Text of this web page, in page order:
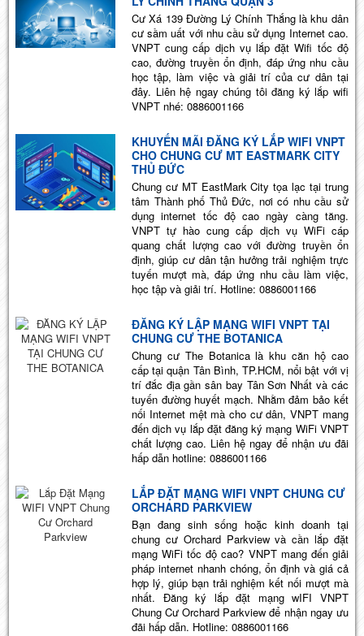
Cư Xá 139 Đường Lý Chính Thắng là khu dân
cư sầm uất với nhu cầu sử dụng Internet cao.
VNPT cung cấp dịch vụ lắp đặt Wifi tốc độ
cao, đường truyền ổn định, đáp ứng nhu cầu
học tập, làm việc và giải trí của cư dân tại
đây. Liên hệ ngay chúng tôi đăng ký lắp wifi
VNPT nhé: 0886001166
KHUYẾN MÃI ĐĂNG KÝ LẮP WIFI VNPT
CHO CHUNG CƯ MT EASTMARK CITY
THỦ ĐỨC
Chung cư MT EastMark City tọa lạc tại trung
tâm Thành phố Thủ Đức, nơi có nhu cầu sử
dụng internet tốc độ cao ngày càng tăng.
VNPT tự hào cung cấp dịch vụ WiFi cáp
quang chất lượng cao với đường truyền ổn
định, giúp cư dân tận hưởng trải nghiệm trực
tuyến mượt mà, đáp ứng nhu cầu làm việc,
học tập và giải trí. Hotline: 0886001166
ĐĂNG KÝ LẬP MẠNG WIFI VNPT TẠI
CHUNG CƯ THE BOTANICA
Chung cư The Botanica là khu căn hộ cao
cấp tại quận Tân Bình, TP.HCM, nổi bật với vị
trí đắc địa gần sân bay Tân Sơn Nhất và các
tuyến đường huyết mạch. Nhằm đảm bảo kết
nối Internet mệt mà cho cư dân, VNPT mang
đến dịch vụ lắp đặt đăng ký mạng WiFi VNPT
chất lượng cao. Liên hệ ngay để nhận ưu đãi
hấp dẫn hotline: 0886001166
LẮP ĐẶT MẠNG WIFI VNPT CHUNG CƯ
ORCHARD PARKVIEW
Bạn đang sinh sống hoặc kinh doanh tại
chung cư Orchard Parkview và cần lắp đặt
mạng WiFi tốc độ cao? VNPT mang đến giải
pháp internet nhanh chóng, ổn định và giá cả
hợp lý, giúp bạn trải nghiệm kết nối mượt mà
nhất. Đăng ký lắp đặt mạng wIFI VNPT
Chung Cư Orchard Parkview để nhận ngay ưu
đãi hấp dẫn. Hotline: 0886001166